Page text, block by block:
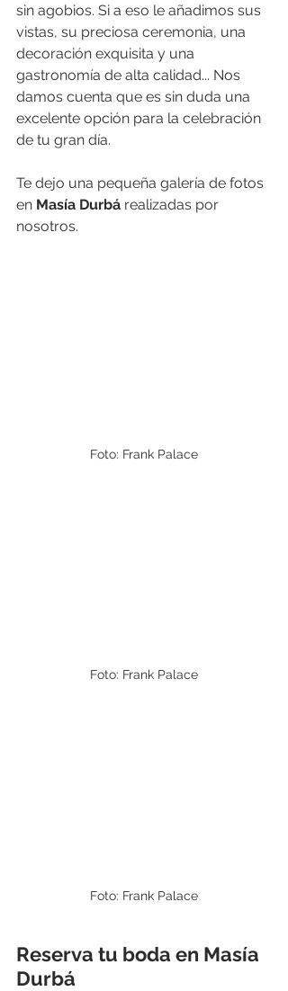
sin agobios. Si a eso le añadimos sus
vistas, su preciosa ceremonia, una
decoración exquisita y una
gastronomía de alta calidad... Nos
damos cuenta que es sin duda una
excelente opción para la celebración
de tu gran día.
​Te dejo una pequeña galería de fotos
en Masía Durbá realizadas por
nosotros.
Foto: Frank Palace
Foto: Frank Palace
Foto: Frank Palace
Reserva tu boda en Masía
Durbá